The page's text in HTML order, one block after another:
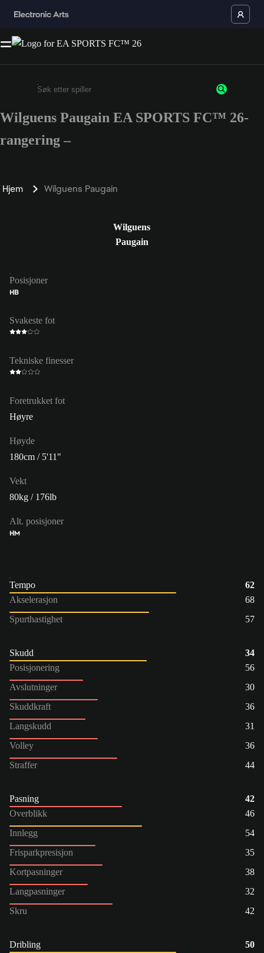
Enter a minimum of 3 characters or numbers
Wilguens Paugain EA SPORTS FC™ 26-
rangering –
Hjem Wilguens Paugain
Wilguens
Paugain
Posisjoner
HB
Svakeste fot
Tekniske finesser
Foretrukket fot
Høyre
Høyde
180cm / 5'11"
Vekt
80kg / 176lb
Alt. posisjoner
HM
Tempo
62
Akselerasjon
68
Spurthastighet
57
Skudd
34
Posisjonering
56
Avslutninger
30
Skuddkraft
36
Langskudd
31
Volley
36
Straffer
44
Pasning
42
Overblikk
46
Innlegg
54
Frisparkpresisjon
35
Kortpasninger
38
Langpasninger
32
Skru
42
Dribling
50